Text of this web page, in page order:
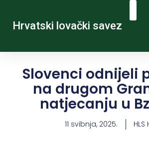
Hrvatski lovački savez
Slovenci odnijeli
na drugom
natjecanju u
11 svibnja, 2025. HLS